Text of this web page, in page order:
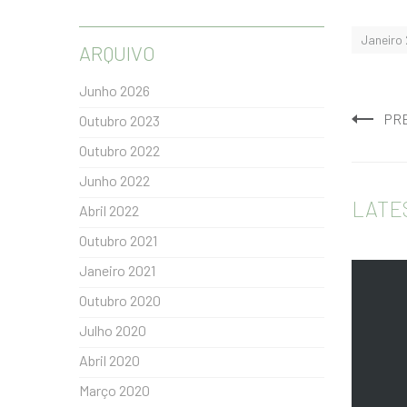
Janeiro
ARQUIVO
Junho 2026
Outubro 2023
Outubro 2022
Junho 2022
Abril 2022
Outubro 2021
Janeiro 2021
Outubro 2020
Julho 2020
Abril 2020
Março 2020